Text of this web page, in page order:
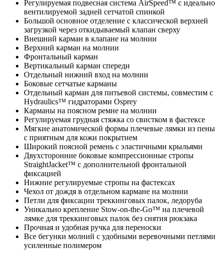
Регулируемая подвесная система AirSpeed™ с идеально
вентилируемой задней сетчатой спинкой
Большой основное отделение с классической верхней
загрузкой через откидываемый клапан сверху
Внешний карман в клапане на молнии
Верхний карман на молнии
Фронтальный карман
Вертикальный карман спереди
Отдельный нижний вход на молнии
Боковые сетчатые карманы
Отдельный карман для питьевой системы, совместим с
Hydraulics™ гидраторами Osprey
Карманы на поясном ремне на молнии
Регулируемая грудная стяжка со свистком в фастексе
Мягкие анатомической формы плечевые лямки из пены
с приятным для кожи покрытием
Широкий поясной ремень с эластичными крыльями
Двухсторонние боковые компрессионные стропы
StraightJacket™ с дополнительной фронтальной
фиксацией
Нижние регулируемые стропы на фастексах
Чехол от дождя в отдельном кармане на молнии
Петли для фиксации треккинговых палок, ледоруба
Уникально крепление Stow-on-the-Go™ на плечевой
лямке для треккинговых палок без снятия рюкзака
Прочная и удобная ручка для переноски
Все бегунки молний с удобными веревочными петлями
усиленные полимером